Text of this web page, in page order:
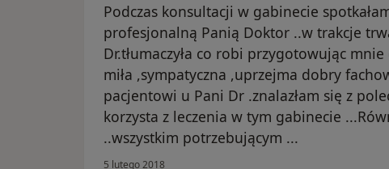
Podczas konsultacji w gabinecie
profesjonalną Panią Doktor ..w trakcje
Dr.tłumaczyła co robi przygotowując
miła ,sympatyczna ,uprzejma dobry
pacjentowi u Pani Dr .znalazłam się z
korzysta z leczenia w tym gabinecie
..wszystkim potrzebującym ...
5 lutego 2018